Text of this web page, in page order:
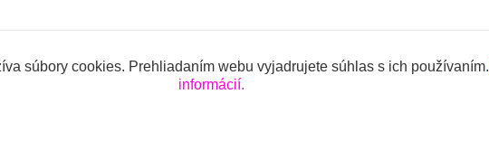
súbory cookies. Prehliadaním webu vyjadrujete súhlas s ich používaním.
informácií.